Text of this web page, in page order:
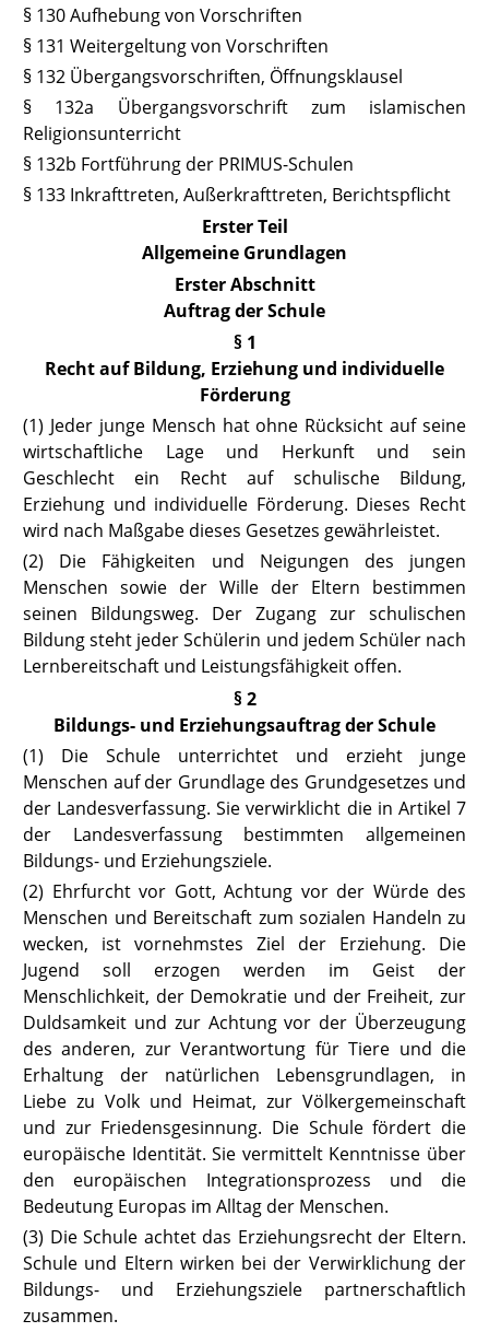
§ 130 Aufhebung von Vorschriften
§ 131 Weitergeltung von Vorschriften
§ 132 Übergangsvorschriften, Öffnungsklausel
§ 132a Übergangsvorschrift zum islamischen
Religionsunterricht
§ 132b Fortführung der PRIMUS-Schulen
§ 133 Inkrafttreten, Außerkrafttreten, Berichtspflicht
Erster Teil
Allgemeine Grundlagen
Erster Abschnitt
Auftrag der Schule
§ 1
Recht auf Bildung, Erziehung und individuelle
Förderung
(1) Jeder junge Mensch hat ohne Rücksicht auf seine
wirtschaftliche Lage und Herkunft und sein
Geschlecht ein Recht auf schulische Bildung,
Erziehung und individuelle Förderung. Dieses Recht
wird nach Maßgabe dieses Gesetzes gewährleistet.
(2) Die Fähigkeiten und Neigungen des jungen
Menschen sowie der Wille der Eltern bestimmen
seinen Bildungsweg. Der Zugang zur schulischen
Bildung steht jeder Schülerin und jedem Schüler nach
Lernbereitschaft und Leistungsfähigkeit offen.
§ 2
Bildungs- und Erziehungsauftrag der Schule
(1) Die Schule unterrichtet und erzieht junge
Menschen auf der Grundlage des Grundgesetzes und
der Landesverfassung. Sie verwirklicht die in Artikel 7
der Landesverfassungbestimmten allgemeinen
Bildungs- und Erziehungsziele.
(2) Ehrfurcht vor Gott, Achtung vor der Würde des
Menschen und Bereitschaft zum sozialen Handeln zu
wecken, ist vornehmstes Ziel der Erziehung. Die
Jugend soll erzogen werden im Geist der
Menschlichkeit, der Demokratie und der Freiheit, zur
Duldsamkeit und zur Achtung vor der Überzeugung
des anderen, zur Verantwortung für Tiere und die
Erhaltung der natürlichen Lebensgrundlagen, in
Liebe zu Volk und Heimat, zur Völkergemeinschaft
und zur Friedensgesinnung. Die Schule fördert die
europäische Identität. Sie vermittelt Kenntnisse über
den europäischen Integrationsprozess und die
Bedeutung Europas im Alltag der Menschen.
(3) Die Schule achtet das Erziehungsrecht der Eltern.
Schule und Eltern wirken bei der Verwirklichung der
Bildungs- und Erziehungsziele partnerschaftlich
zusammen.